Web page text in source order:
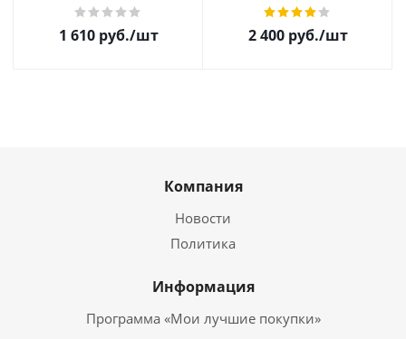
1 610руб./шт 2 400руб./шт
Компания
Новости
Политика
Информация
Программа «Мои лучшие покупки»